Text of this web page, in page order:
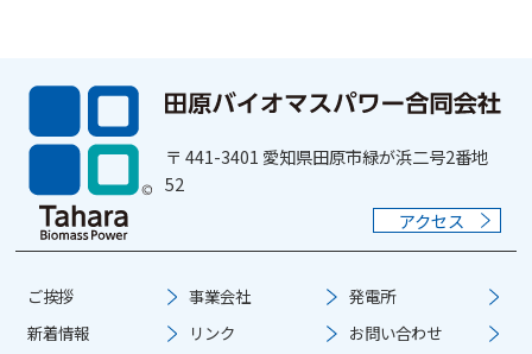
〒 441-3401 愛知県田原市緑が浜二号2番地
52
アクセス
ご挨拶 事業会社
発電所
新着情報
リンク お問い合わせ